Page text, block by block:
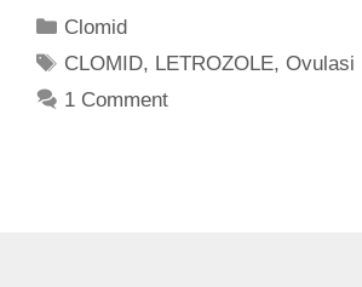
Clomid
CLOMID, LETROZOLE,Ovulasi
1 Comment